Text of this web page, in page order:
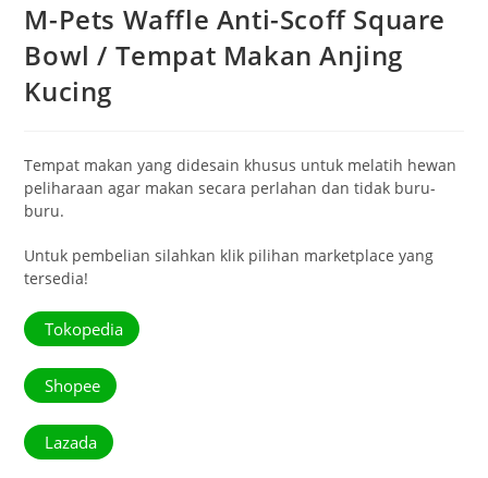
M-Pets Waffle Anti-Scoff Square
Bowl / Tempat Makan Anjing
Kucing
Tempat makan yang didesain khusus untuk melatih hewan
peliharaan agar makan secara perlahan dan tidak buru-
buru.
Untuk pembelian silahkan klik pilihan marketplace yang
tersedia!
Tokopedia
Shopee
Lazada